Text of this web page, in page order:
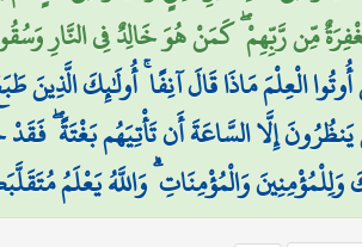
مِّن رَّبِّهِمْ ۖ كَمَنْ هُوَ خَالِدٌ فِي النَّارِ
الْعِلْمَ مَاذَا قَالَ آنِفًا ۚ أُولَٰئِكَ الَّذِينَ
إِلَّا السَّاعَةَ أَن تَأْتِيَهُم بَغْتَةً ۖ فَقَدْ
وَلِلْمُؤْمِنِينَ وَالْمُؤْمِنَاتِ ۗ وَاللَّهُ يَعْلَمُ